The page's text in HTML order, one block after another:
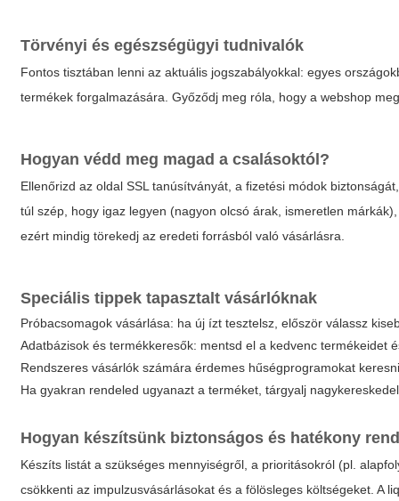
Törvényi és egészségügyi tudnivalók
Fontos tisztában lenni az aktuális jogszabályokkal: egyes
termékek forgalmazására. Győződj meg róla, hogy a webshop
Hogyan védd meg magad a csalásoktól?
Ellenőrizd az oldal SSL tanúsítványát, a fizetési módok
túl szép, hogy igaz legyen (nagyon olcsó árak, ismeretlen
ezért mindig törekedj az eredeti forrásból való vásárlásra.
Speciális tippek tapasztalt vásárlóknak
Próbacsomagok vásárlása: ha új ízt tesztelsz, először válassz
Adatbázisok és termékkeresők: mentsd el a kedvenc termékeidet
Rendszeres vásárlók számára érdemes hűségprogramokat
Ha gyakran rendeled ugyanazt a terméket, tárgyalj
Hogyan készítsünk biztonságos és hatékony
Készíts listát a szükséges mennyiségről, a prioritásokról (pl.
csökkenti az impulzusvásárlásokat és a fölösleges költségeket. A